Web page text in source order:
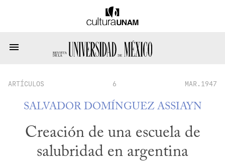
ARTÍCULOS 6 MAR.1947
SALVADOR DOMÍNGUEZ ASSIAYN
Creación de una escuela de
salubridad en argentina